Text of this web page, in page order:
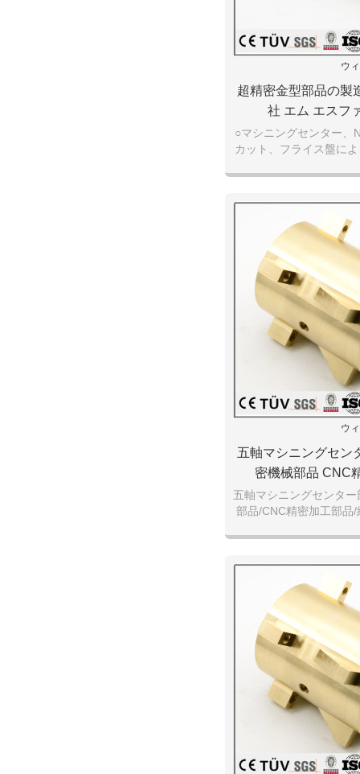
ウ
超精密金型部品の製
社 エム エスフ
○マシニングセンター、
カット、フライス盤に
なら、弊社にお任
ウ
五軸マシニングセン
密機械部品 CNC
五軸マシニングセンタ
部品/CNC精密加工部品
プロフェッショナル生